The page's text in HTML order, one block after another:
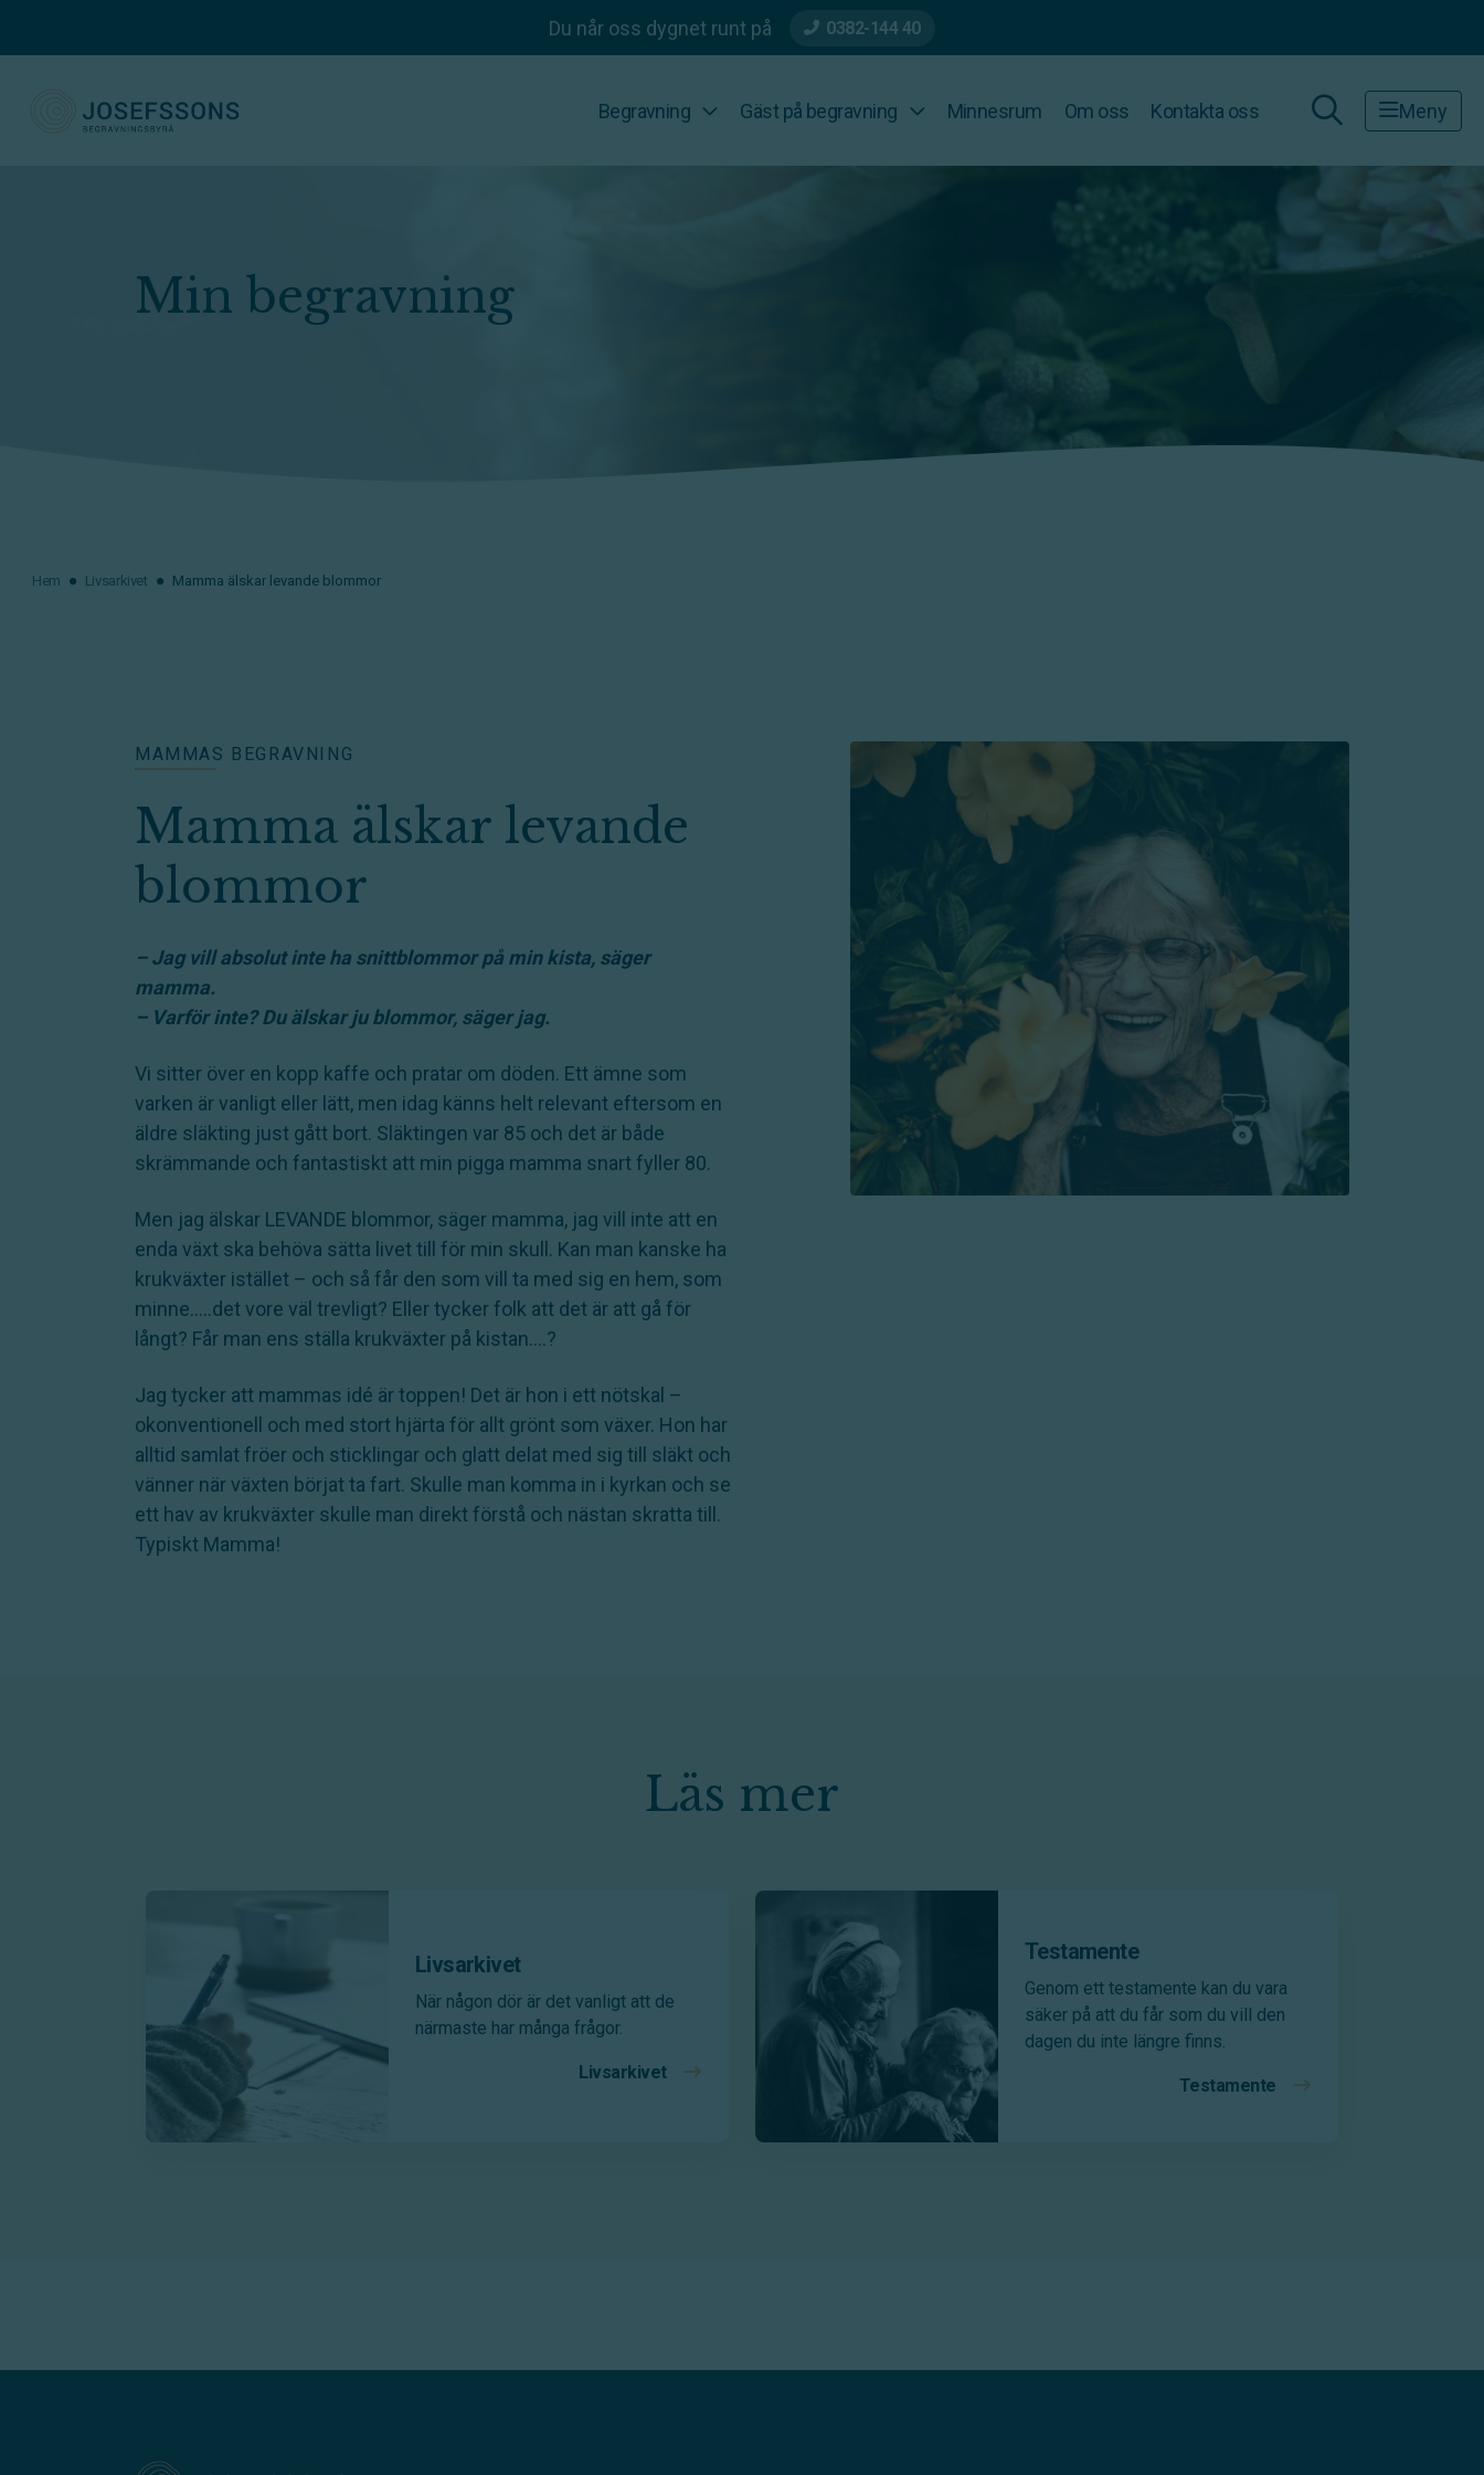
Du når oss dygnet runt på 0382-144 40
Begravning Gäst på begravning Minnesrum Om oss Kontakta oss Meny
Min begravning
Hem Livsarkivet Mamma älskar levande blommor
MAMMAS BEGRAVNING
Mamma älskar levande
blommor
– Jag vill absolut inte ha snittblommor på min kista, säger
mamma.
– Varför inte? Du älskar ju blommor, säger jag.
Vi sitter över en kopp kaffe och pratar om döden. Ett ämne som
varken är vanligt eller lätt, men idag känns helt relevant eftersom en
äldre släkting just gått bort. Släktingen var 85 och det är både
skrämmande och fantastiskt att min pigga mamma snart fyller 80.
Men jag älskar LEVANDE blommor, säger mamma, jag vill inte att en
enda växt ska behöva sätta livet till för min skull. Kan man kanske ha
krukväxter istället – och så får den som vill ta med sig en hem, som
minne…..det vore väl trevligt? Eller tycker folk att det är att gå för
långt? Får man ens ställa krukväxter på kistan….?
Jag tycker att mammas idé är toppen! Det är hon i ett nötskal –
okonventionell och med stort hjärta för allt grönt som växer. Hon har
alltid samlat fröer och sticklingar och glatt delat med sig till släkt och
vänner när växten börjat ta fart. Skulle man komma in i kyrkan och se
ett hav av krukväxter skulle man direkt förstå och nästan skratta till.
Typiskt Mamma!
Läs mer
Livsarkivet
När någon dör är det vanligt att de
närmaste har många frågor.
Livsarkivet
Testamente
Genom ett testamente kan du vara
säker på att du får som du vill den
dagen du inte längre finns.
Testamente